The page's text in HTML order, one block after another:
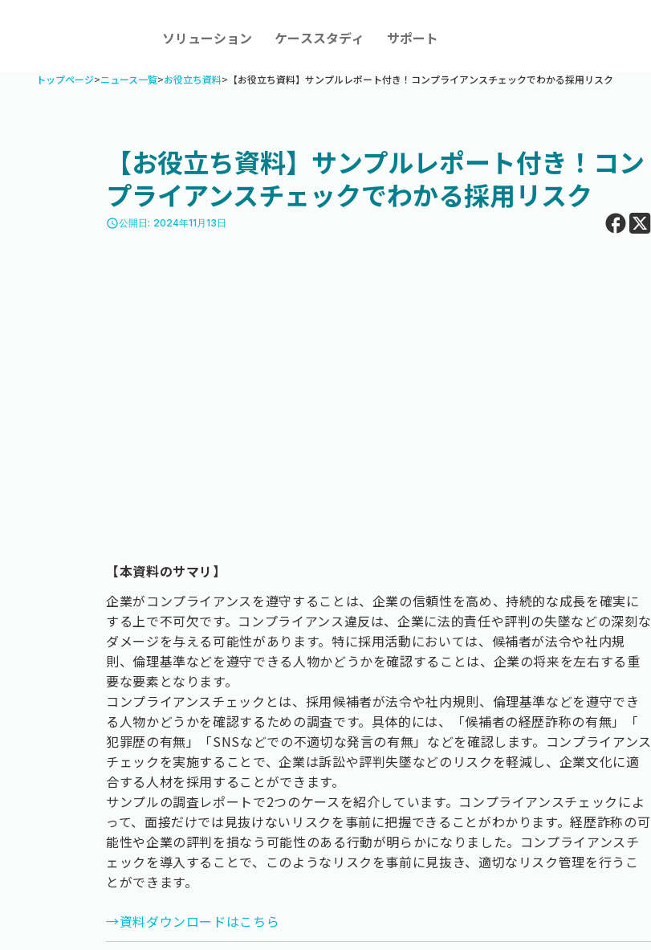
ソリューション ケーススタディ サポート
トップページ>ニュース一覧>お役立ち資料> 【お役立ち資料】サンプルレポート付き！コンプライアンスチェックでわかる採⽤リスク
【お役立ち資料】サンプルレポート付き！コン
プライアンスチェックでわかる採⽤リスク
access_time公開日: 2024年11月13日
【本資料のサマリ】
企業がコンプライアンスを遵守することは、企業の信頼性を高め、持続的な成長を確実に
する上で不可欠です。コンプライアンス違反は、企業に法的責任や評判の失墜などの深刻な
ダメージを与える可能性があります。特に採用活動においては、候補者が法令や社内規
則、倫理基準などを遵守できる人物かどうかを確認することは、企業の将来を左右する重
要な要素となります。
コンプライアンスチェックとは、採用候補者が法令や社内規則、倫理基準などを遵守でき
る人物かどうかを確認するための調査です。具体的には、「候補者の経歴詐称の有無」「
犯罪歴の有無」「SNSなどでの不適切な発言の有無」などを確認します。コンプライアンス
チェックを実施することで、企業は訴訟や評判失墜などのリスクを軽減し、企業文化に適
合する人材を採用することができます。
サンプルの調査レポートで2つのケースを紹介しています。コンプライアンスチェックによ
って、面接だけでは見抜けないリスクを事前に把握できることがわかります。経歴詐称の可
能性や企業の評判を損なう可能性のある行動が明らかになりました。コンプライアンスチ
ェックを導入することで、このようなリスクを事前に見抜き、適切なリスク管理を行うこ
とができます。
→資料ダウンロードはこちら